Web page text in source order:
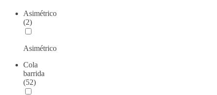
Asimétrico
(2)
Asimétrico
Cola
barrida
(52)